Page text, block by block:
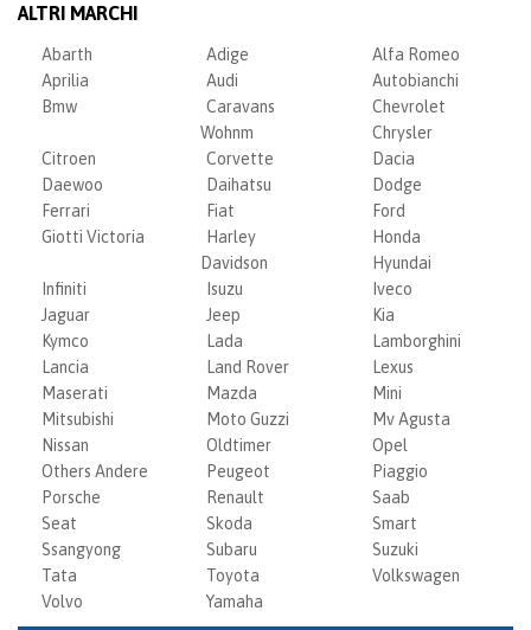
ALTRI MARCHI
Abarth Adige
Alfa Romeo
Aprilia
Audi
Autobianchi
Bmw
Caravans
Wohnm
Chevrolet
Chrysler
Citroen
Corvette
Dacia
Daewoo
Daihatsu
Dodge
Ferrari
Fiat
Ford
Giotti Victoria
Harley
Davidson
Honda
Hyundai
Infiniti
Isuzu
Iveco
Jaguar
Jeep
Kia
Kymco
Lada
Lamborghini
Lancia
Land Rover
Lexus
Maserati
Mazda
Mini
Mitsubishi
Moto Guzzi
Mv Agusta
Nissan
Oldtimer
Opel
Others Andere
Peugeot
Piaggio
Porsche
Renault
Saab
Seat
Skoda
Smart
Ssangyong
Subaru
Suzuki
Tata
Toyota
Volkswagen
Volvo
Yamaha